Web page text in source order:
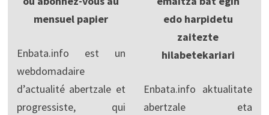
mensuel papier
Enbata.info est un
webdomadaire
d’actualité abertzale et
progressiste, qui
edo harpidetu
zaitezte
hilabetekariari
Enbata.info aktualitate
abertzale eta